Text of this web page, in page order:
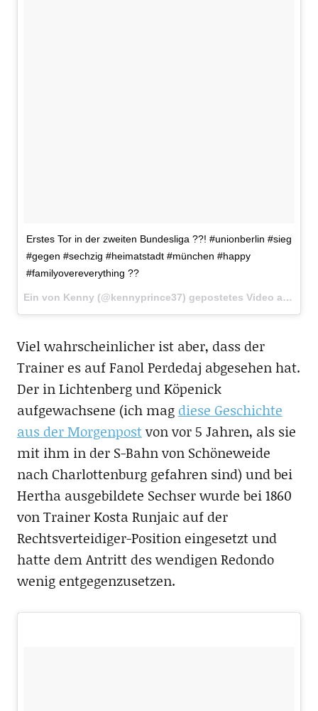
Erstes Tor in der zweiten Bundesliga ??! #unionberlin #sieg
#gegen #sechzig #heimatstadt #münchen #happy
#familyovereverything ??
Ein von Kenny (@kennyprince37) gepostetes Video am
Viel wahrscheinlicher ist aber, dass der
Trainer es auf Fanol Perdedaj abgesehen hat.
Der in Lichtenberg und Köpenick
aufgewachsene (ich mag diese Geschichte
aus der Morgenpostvon vor 5 Jahren, als sie
mit ihm in der S-Bahn von Schöneweide
nach Charlottenburg gefahren sind) und bei
Hertha ausgebildete Sechser wurde bei 1860
von Trainer Kosta Runjaic auf der
Rechtsverteidiger-Position eingesetzt und
hatte dem Antritt des wendigen Redondo
wenig entgegenzusetzen.